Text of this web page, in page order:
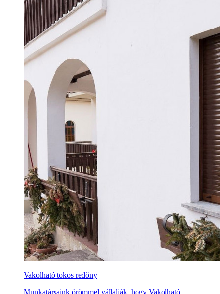
Vakolható tokos redőny
Munkatársaink örömmel vállalják, hogy Vakolható